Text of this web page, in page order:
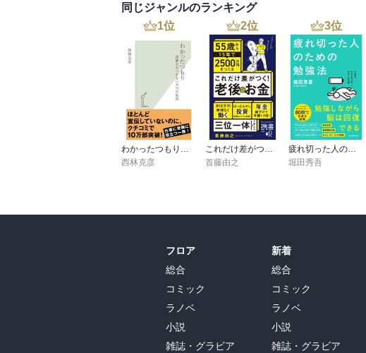
同じジャンルのランキング
1位
わかったつもり～読解力がつかない本当の原因～
西林克彦
2位
これだけ差がつく！老後のお金 55歳から15年で2500万円をつくる
首藤由之
3位
疲れ切った人のための勉強法
堀田秀吾
フロア
総合
コミック
ラノベ
小説
雑誌・グラビア
新着
総合
コミック
ラノベ
小説
雑誌・グラビア